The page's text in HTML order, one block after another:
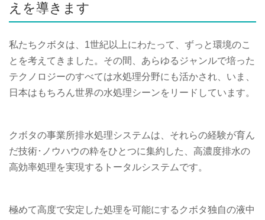
えを導きます
私たちクボタは、1世紀以上にわたって、ずっと環境のこ
とを考えてきました。その間、あらゆるジャンルで培った
テクノロジーのすべては水処理分野にも活かされ、いま、
日本はもちろん世界の水処理シーンをリードしています。
クボタの事業所排水処理システムは、それらの経験が育ん
だ技術･ノウハウの粋をひとつに集約した、高濃度排水の
高効率処理を実現するトータルシステムです。
極めて高度で安定した処理を可能にするクボタ独自の液中